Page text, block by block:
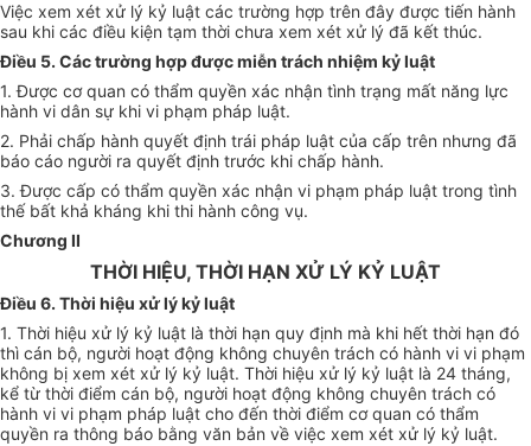
Việc xem xét xử lý kỷ luật các trường hợp trên đây được tiến hành
sau khi các điều kiện tạm thời chưa xem xét xử lý đã kết thúc.
Điều 5. Các trường hợp được miễn trách nhiệm kỷ luật
1. Được cơ quan có thẩm quyền xác nhận tình trạng mất năng lực
hành vi dân sự khi vi phạm pháp luật.
2. Phải chấp hành quyết định trái pháp luật của cấp trên nhưng đã
báo cáo người ra quyết định trước khi chấp hành.
3. Được cấp có thẩm quyền xác nhận vi phạm pháp luật trong tình
thế bất khả kháng khi thi hành công vụ.
Chương II
THỜI HIỆU, THỜI HẠN XỬ LÝ KỶ LUẬT
Điều 6. Thời hiệu xử lý kỷ luật
1. Thời hiệu xử lý kỷ luật là thời hạn quy định mà khi hết thời hạn đó
thì cán bộ, người hoạt động không chuyên trách có hành vi vi phạm
không bị xem xét xử lý kỷ luật. Thời hiệu xử lý kỷ luật là 24 tháng,
kể từ thời điểm cán bộ, người hoạt động không chuyên trách có
hành vi vi phạm pháp luật cho đến thời điểm cơ quan có thẩm
quyền ra thông báo bằng văn bản về việc xem xét xử lý kỷ luật.